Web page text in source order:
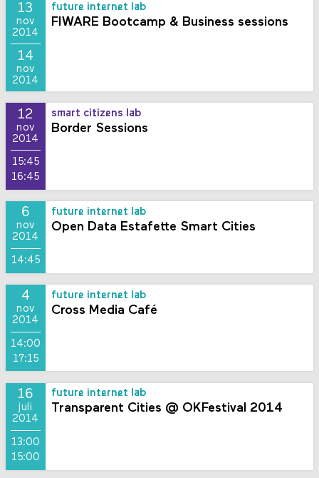
13
nov
2014
14
nov
2014
future internet lab
FIWARE Bootcamp & Business sessions
12
nov
2014
15:45
16:45
smart citizens lab
Border Sessions
6
nov
2014
14:45
future internet lab
Open Data Estafette Smart Cities
4
nov
2014
14:00
17:15
future internet lab
Cross Media Café
16
juli
2014
13:00
15:00
future internet lab
Transparent Cities @ OKFestival 2014